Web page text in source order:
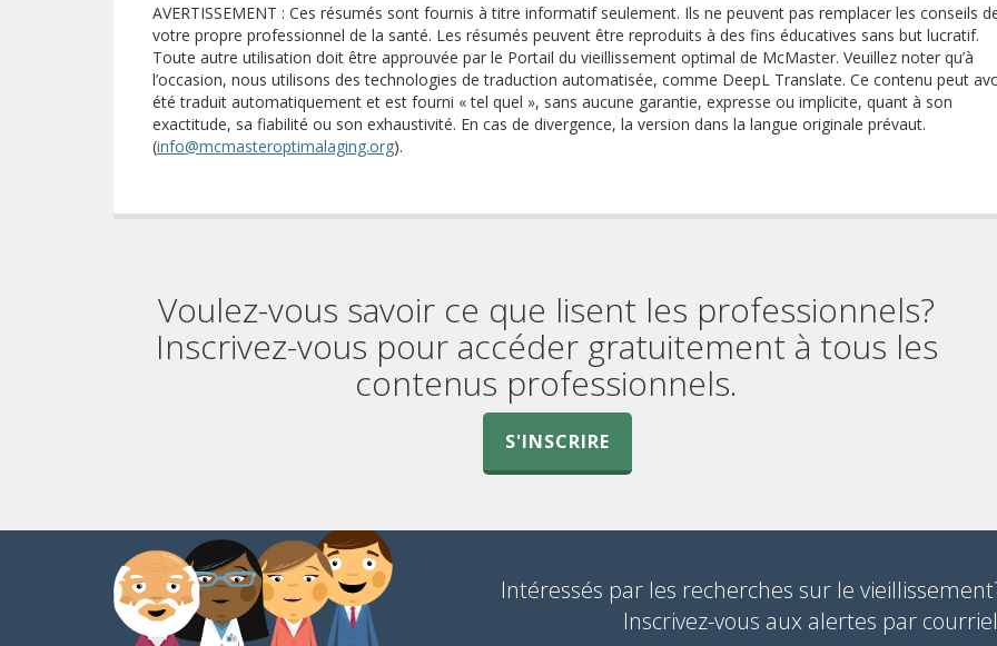
AVERTISSEMENT : Ces résumés sont fournis à titre informatif seulement. Ils ne peuvent pas remplacer les conseils
votre propre professionnel de la santé. Les résumés peuvent être reproduits à des fins éducatives sans but lucratif.
Toute autre utilisation doit être approuvée par le Portail du vieillissement optimal de McMaster. Veuillez noter qu’à
l’occasion, nous utilisons des technologies de traduction automatisée, comme DeepL Translate. Ce contenu peut
été traduit automatiquement et est fourni « tel quel », sans aucune garantie, expresse ou implicite, quant à son
exactitude, sa fiabilité ou son exhaustivité. En cas de divergence, la version dans la langue originale prévaut.
(info@mcmasteroptimalaging.org).
Voulez-vous savoir ce que lisent les professionnels?
Inscrivez-vous pour accéder gratuitement à tous les
contenus professionnels.
S'INSCRIRE
Intéressés par les recherches sur le
Inscrivez-vous aux alertes par